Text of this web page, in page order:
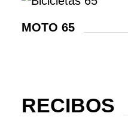
MOTO 65
RECIBOS